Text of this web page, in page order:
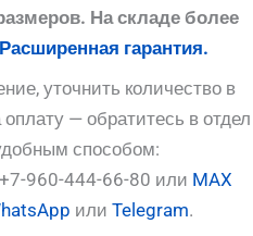
На складе более
Расширенная гарантия.
уточнить количество в
— обратитесь в отдел
способом:
960-444-66-80 или MAX
или Telegram.